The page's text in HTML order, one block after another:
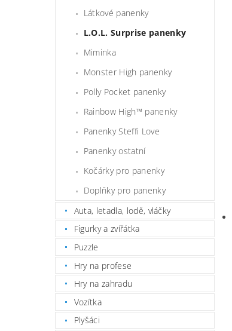
Látkové panenky
L.O.L. Surprise panenky
Miminka
Monster High panenky
Polly Pocket panenky
Rainbow High™ panenky
Panenky Steffi Love
Panenky ostatní
Kočárky pro panenky
Doplňky pro panenky
Auta, letadla, lodě, vláčky
Figurky a zvířátka
Puzzle
Hry na profese
Hry na zahradu
Vozítka
Plyšáci